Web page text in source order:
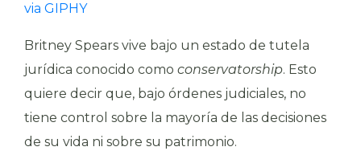
via GIPHY
Britney Spears vive bajo un estado de tutela
jurídica conocido como conservatorship. Esto
quiere decir que, bajo órdenes judiciales, no
tiene control sobre la mayoría de las decisiones
de su vida ni sobre su patrimonio.